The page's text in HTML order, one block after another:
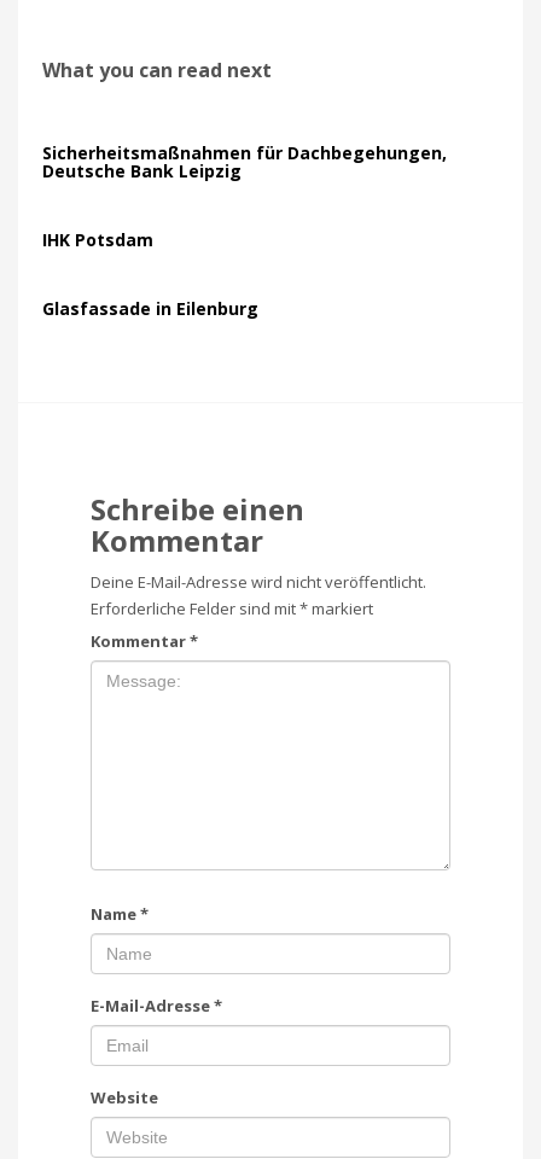
What you can read next
Sicherheitsmaßnahmen für Dachbegehungen,
Deutsche Bank Leipzig
IHK Potsdam
Glasfassade in Eilenburg
Schreibe einen
Kommentar
Deine E-Mail-Adresse wird nicht veröffentlicht.
Erforderliche Felder sind mit*markiert
Kommentar*
Name*
E-Mail-Adresse*
Website